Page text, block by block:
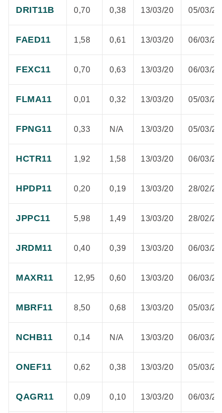
DRIT11B 0,70 0,38 13/03/20 05/03/20
FAED11 1,58 0,61 13/03/20 06/03/20
FEXC11 0,70 0,63 13/03/20 06/03/20
FLMA11 0,01 0,32 13/03/20 05/03/20
FPNG11 0,33 N/A 13/03/20 05/03/20
HCTR11 1,92 1,58 13/03/20 06/03/20
HPDP11 0,20 0,19 13/03/20 28/02/20
JPPC11 5,98 1,49 13/03/20 28/02/20
JRDM11 0,40 0,39 13/03/20 06/03/20
MAXR11 12,95 0,60 13/03/20 06/03/20
MBRF11 8,50 0,68 13/03/20 05/03/20
NCHB11 0,14 N/A 13/03/20 06/03/20
ONEF11 0,62 0,38 13/03/20 05/03/20
QAGR11 0,09 0,10 13/03/20 06/03/20